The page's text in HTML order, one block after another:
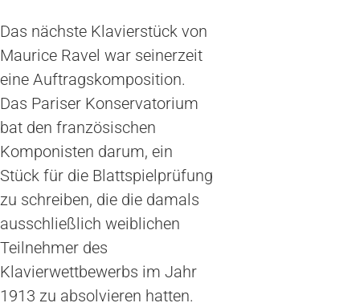
Das nächste Klavierstück von
Maurice Ravel war seinerzeit
eine Auftragskomposition.
Das Pariser Konservatorium
bat den französischen
Komponisten darum, ein
Stück für die Blattspielprüfung
zu schreiben, die die damals
ausschließlich weiblichen
Teilnehmer des
Klavierwettbewerbs im Jahr
1913 zu absolvieren hatten.